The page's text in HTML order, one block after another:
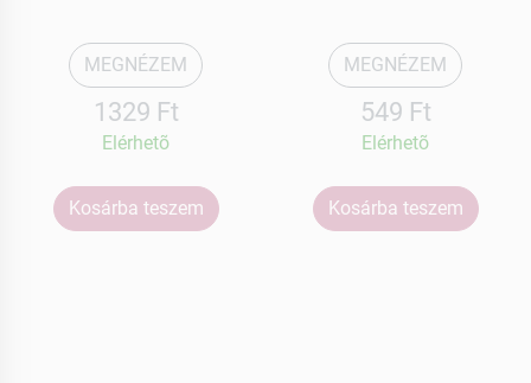
MEGNÉZEM
1329 Ft
Elérhetõ
Kosárba teszem
MEGNÉZEM
549 Ft
Elérhetõ
Kosárba teszem